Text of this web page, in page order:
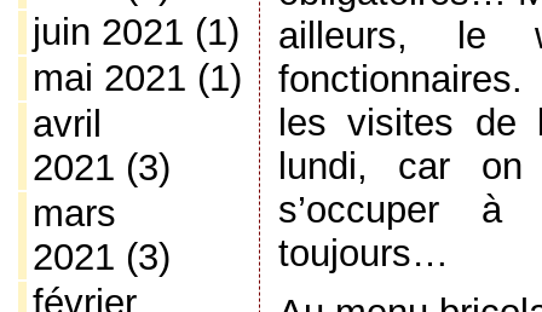
juin 2021 (1)
mai 2021 (1)
avril
2021 (3)
mars
2021 (3)
février
ailleurs, le
les visites de
lundi, car
s’occuper
toujours…